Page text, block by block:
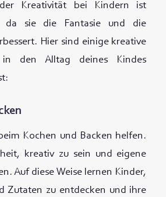
Kreativität bei Kindern ist
da sie die Fantasie und die
Hier sind einige kreative
den Alltag deines Kindes
Kochen und Backen helfen.
kreativ zu sein und eigene
Auf diese Weise lernen Kinder,
Zutaten zu entdecken und ihre